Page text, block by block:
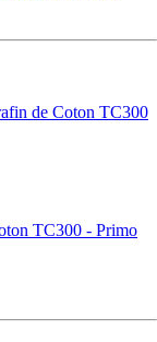
de Coton TC300
TC300 - Primo